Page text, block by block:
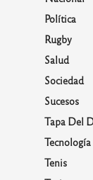
Política
Rugby
Salud
Sociedad
Sucesos
Tapa Del
Tecnología
Tenis